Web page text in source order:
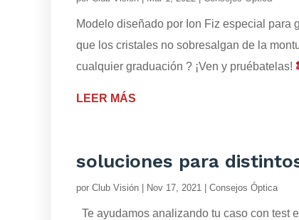
Modelo diseñado por Ion Fiz especial para
que los cristales no sobresalgan de la
cualquier graduación ? ¡Ven y pruébatelas!
LEER MÁS
soluciones para
por Club Visión Nov 17, 2021 Consejos Óptica
Te ayudamos analizando tu caso con test